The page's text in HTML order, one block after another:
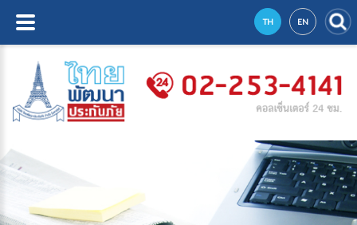
TH EN